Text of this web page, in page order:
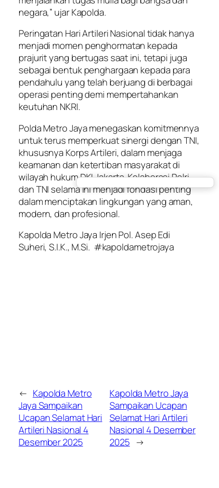
negara,” ujar Kapolda.
Peringatan Hari Artileri Nasional tidak hanya
menjadi momen penghormatan kepada
prajurit yang bertugas saat ini, tetapi juga
sebagai bentuk penghargaan kepada para
pendahulu yang telah berjuang di berbagai
operasi penting demi mempertahankan
keutuhan NKRI.
Polda Metro Jaya menegaskan komitmennya
untuk terus memperkuat sinergi dengan TNI,
khususnya Korps Artileri, dalam menjaga
keamanan dan ketertiban masyarakat di
wilayah hukum DKI Jakarta. Kolaborasi Polri
dan TNI selama ini menjadi fondasi penting
dalam menciptakan lingkungan yang aman,
modern, dan profesional.
Kapolda Metro Jaya Irjen Pol. Asep Edi
Suheri, S.I.K., M.Si. #kapoldametrojaya
← Kapolda Metro
Jaya Sampaikan
Ucapan Selamat Hari
Artileri Nasional 4
Desember 2025
Kapolda Metro Jaya
Sampaikan Ucapan
Selamat Hari Artileri
Nasional 4 Desember
2025 →